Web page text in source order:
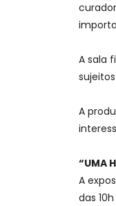
A sala
A
“UMA
A
das